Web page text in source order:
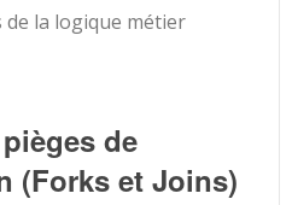
la logique métier
de
(Forks et Joins)